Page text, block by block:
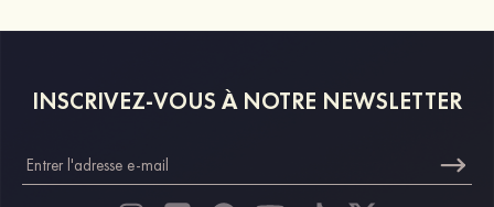
INSCRIVEZ-VOUS À NOTRE NEWSLETTER